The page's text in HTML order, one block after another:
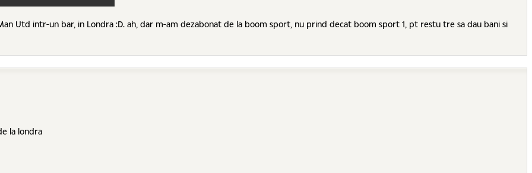
Utd intr-un bar, in Londra :D. ah, dar m-am dezabonat de la boom sport, nu prind decat boom sport 1, pt restu tre sa dau bani si
la londra